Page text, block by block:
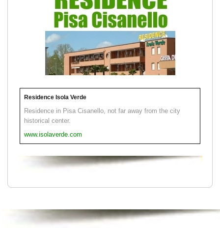
Residence Isola Verde
Residence in Pisa Cisanello, not far away from the city
historical center.
www.isolaverde.com